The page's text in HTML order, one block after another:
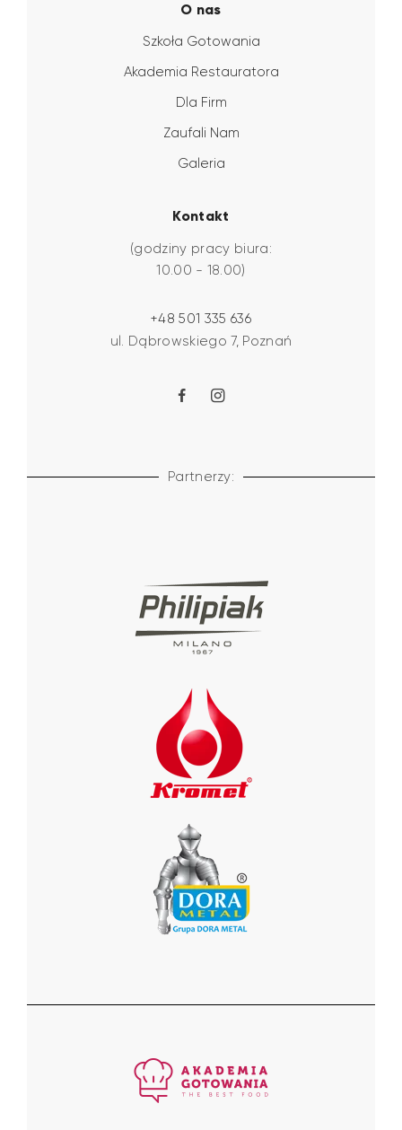
O nas
Szkoła Gotowania
Akademia Restauratora
Dla Firm
Zaufali Nam
Galeria
Kontakt
(godziny pracy biura:
10.00 - 18.00)
ul. Dąbrowskiego 7, Poznań
+48 501 335 636
Partnerzy: